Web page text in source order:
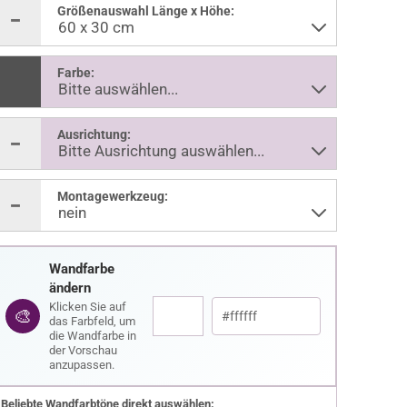
Größenauswahl Länge x Höhe:
Farbe:
Ausrichtung:
Montagewerkzeug:
🎨
Wandfarbe
ändern
Klicken Sie auf
das Farbfeld, um
die Wandfarbe in
der Vorschau
anzupassen.
Beliebte Wandfarbtöne direkt auswählen: